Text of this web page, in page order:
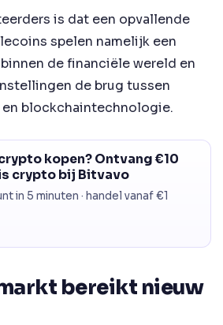
is dat een opvallende
spelen namelijk een
de financiële wereld en
de brug tussen
blockchaintechnologie.
kopen? Ontvang €10
crypto bij Bitvavo
in 5 minuten · handel vanaf €1
bereikt nieuw